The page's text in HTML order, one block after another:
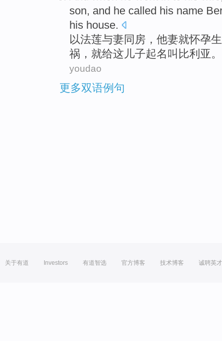
son, and he called his name
his house.
以法莲与妻同房， 他妻就怀孕生
祸 ，就给这 儿子起名叫 比利亚。
youdao
更多双语例句
关于有道 Investors 有道智选 官方博客 技术博客 诚聘英才